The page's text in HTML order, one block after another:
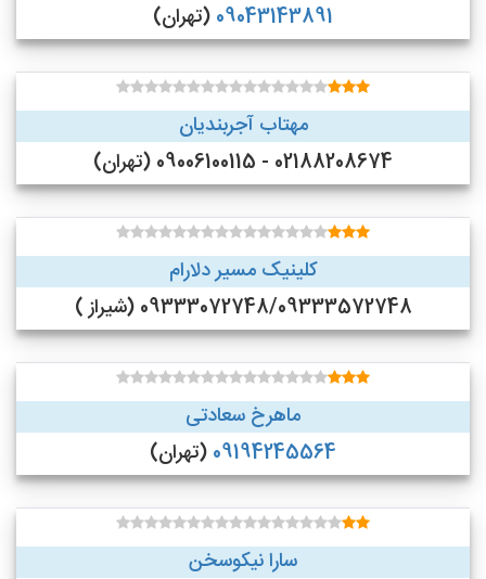
09043143891 (تهران)
مهتاب آجربندیان
02188208674 - 09006100115 (تهران)
کلینیک مسیر دلارام
09333072748/09333572748 (شیراز )
ماهرخ سعادتی
09194245564 (تهران)
سارا نیکوسخن